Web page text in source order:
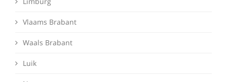
Vlaams Brabant
Waals Brabant
Luik